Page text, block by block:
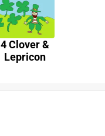
4 Clover &
Lepricon